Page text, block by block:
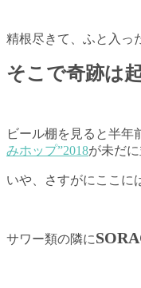
精根尽きて、ふと入っ
そこで奇跡は
ビール棚を見ると半年
みホップ”2018が未だに
いや、さすがにここに
サワー類の隣に